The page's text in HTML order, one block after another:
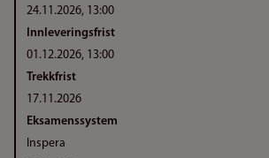
24.11.2026, 13:00
Innleveringsfrist
01.12.2026, 13:00
Trekkfrist
17.11.2026
Eksamenssystem
Inspera